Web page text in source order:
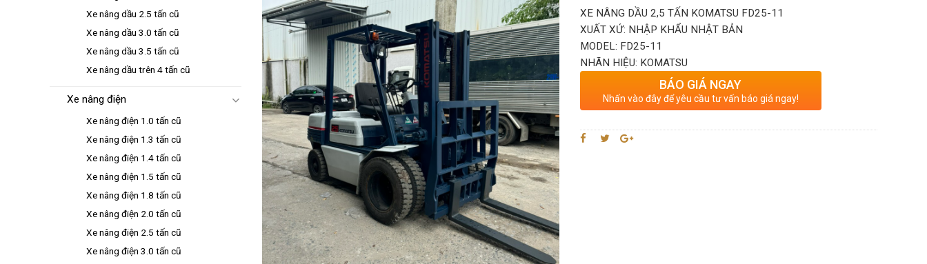
Xe nâng dầu 2.5 tấn cũ
Xe nâng dầu 3.0 tấn cũ
Xe nâng dầu 3.5 tấn cũ
Xe nâng dầu trên 4 tấn cũ
Xe nâng điện
Xe nâng điện 1.0 tấn cũ
Xe nâng điện 1.3 tấn cũ
Xe nâng điện 1.4 tấn cũ
Xe nâng điện 1.5 tấn cũ
Xe nâng điện 1.8 tấn cũ
Xe nâng điện 2.0 tấn cũ
Xe nâng điện 2.5 tấn cũ
Xe nâng điện 3.0 tấn cũ
XE NÂNG DẦU 2,5 TẤN KOMATSU FD25-11
XUẤT XỨ: NHẬP KHẨU NHẬT BẢN
MODEL: FD25-11
NHÃN HIỆU: KOMATSU
BÁO GIÁ NGAY
Nhấn vào đây để yêu cầu tư vấn báo giá ngay!